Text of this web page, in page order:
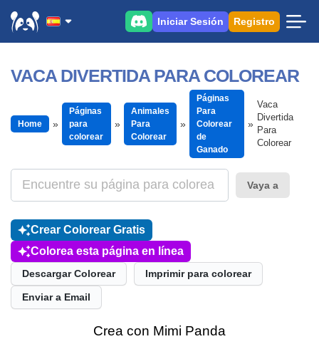
Iniciar Sesión Registro
VACA DIVERTIDA PARA COLOREAR
Home
Páginas
para
colorear
Animales
Para
Colorear
Páginas
Para
Colorear
de
Ganado
Vaca
Divertida
Para
Colorear
Vaya a
Crear Colorear Gratis
Colorea esta página en línea
Descargar Colorear Imprimir para colorear
Enviar a Email
Crea con Mimi Panda